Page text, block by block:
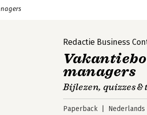
Redactie Business
managers
Bijlezen, quizzes &
Paperback Nederlands